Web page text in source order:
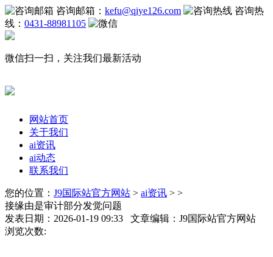
咨询邮箱： kefu@qiye126.com
咨询热
线： 0431-88981105
微信扫一扫，关注我们最新活动
网站首页
关于我们
ai资讯
ai动态
联系我们
您的位置： J9国际站官方网站 > ai资讯 > >
接缘由是审计部分发觉问题
发表日期：2026-01-19 09:33 文章编辑：J9国际站官方网站
浏览次数: